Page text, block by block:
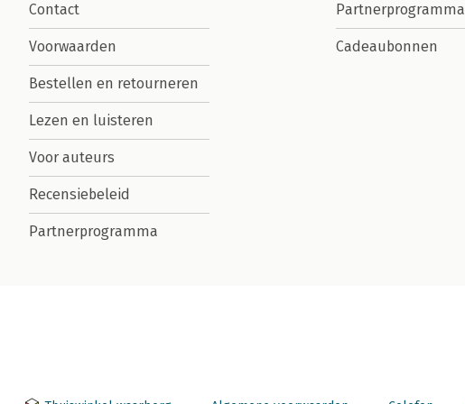
Contact
Voorwaarden
Bestellen en retourneren
Lezen en luisteren
Voor auteurs
Recensiebeleid
Partnerprogramma
Partnerprogramma
Cadeaubonnen